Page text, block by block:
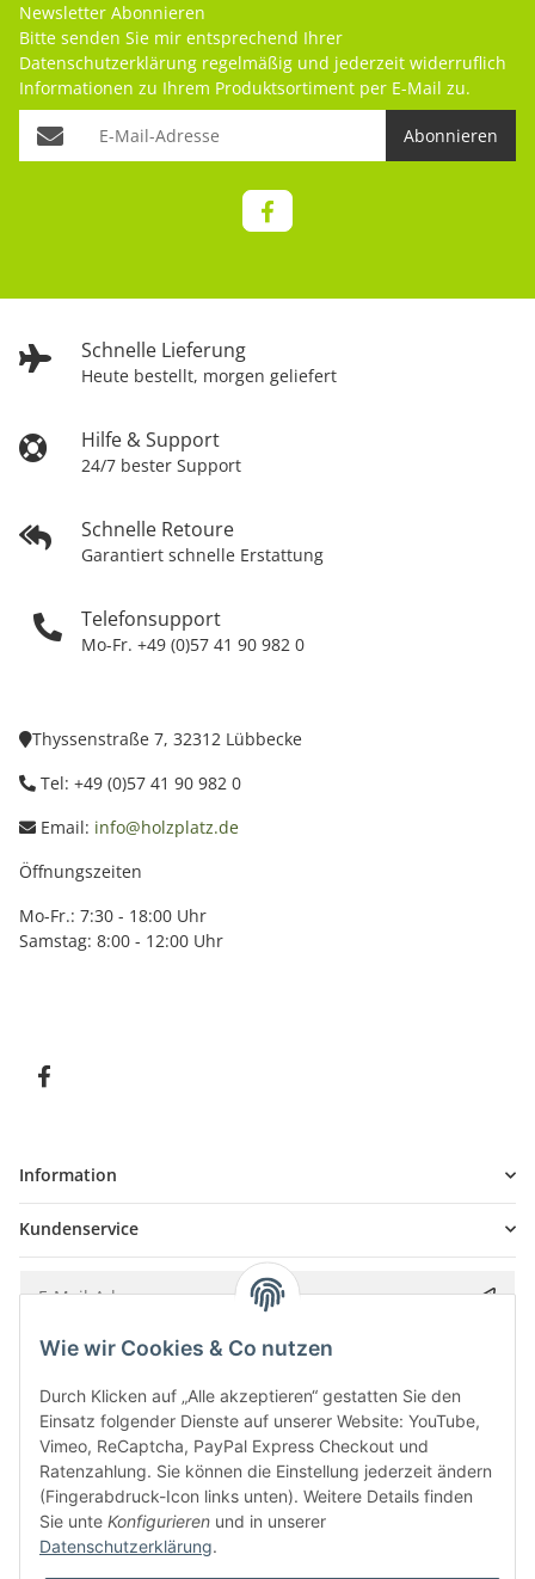
Schnelle Lieferung
Heute bestellt, morgen geliefert
Hilfe & Support
24/7 bester Support
Schnelle Retoure
Garantiert schnelle Erstattung
Telefonsupport
Mo-Fr. +49 (0)57 41 90 982 0
Newsletter Abonnieren
Bitte senden Sie mir entsprechend Ihrer
Datenschutzerklärung regelmäßig und jederzeit widerruflich
Informationen zu Ihrem Produktsortiment per E-Mail zu.
Abonnieren
Thyssenstraße 7, 32312 Lübbecke
Tel: +49 (0)57 41 90 982 0
Email: info@holzplatz.de
Öffnungszeiten
Mo-Fr.: 7:30 - 18:00 Uhr
Samstag: 8:00 - 12:00 Uhr
Information
Kundenservice
Bitte senden Sie mir entsprechend IhrerDatenschutzerklärung
Wie wir Cookies & Co nutzen
Durch Klicken auf „Alle akzeptieren“ gestatten Sie den
Einsatz folgender Dienste auf unserer Website: YouTube,
Vimeo, ReCaptcha, PayPal Express Checkout und
Ratenzahlung. Sie können die Einstellung jederzeit ändern
(Fingerabdruck-Icon links unten). Weitere Details finden
Sie unte Konfigurieren und in unserer
Datenschutzerklärung.